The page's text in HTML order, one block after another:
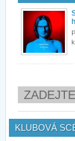
KLUBOVÁ